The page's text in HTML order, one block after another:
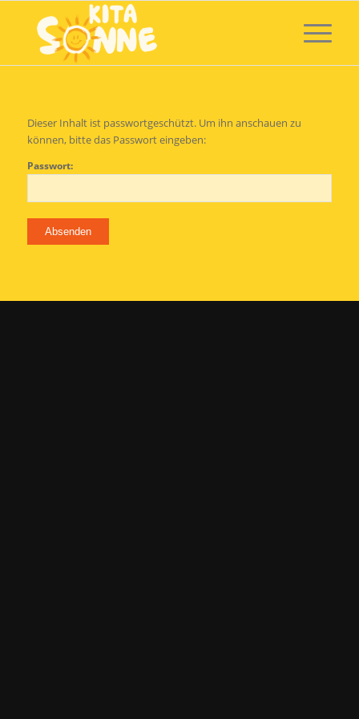
Dieser Inhalt ist passwortgeschützt. Um ihn anschauen zu
können, bitte das Passwort eingeben:
Passwort: